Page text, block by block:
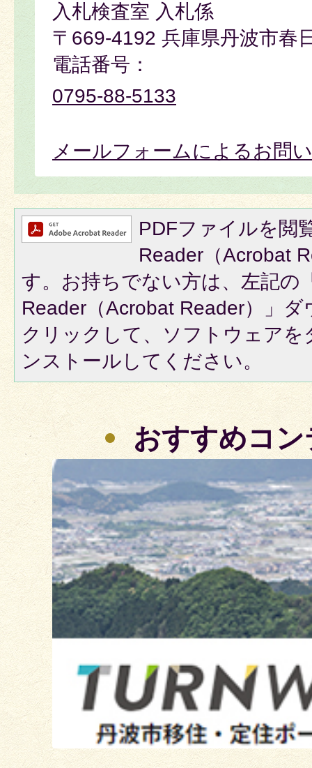
入札検査室 入札係
〒669-4192 兵庫県丹波市春
電話番号：
0795-88-5133
メールフォームによるお問
PDFファイルを閲
Reader（Acrobat
す。お持ちでない方は、左記の
Reader（Acrobat Reader）」
クリックして、ソフトウェア
ンストールしてください。
おすすめコ
2
枚
目
の
ス